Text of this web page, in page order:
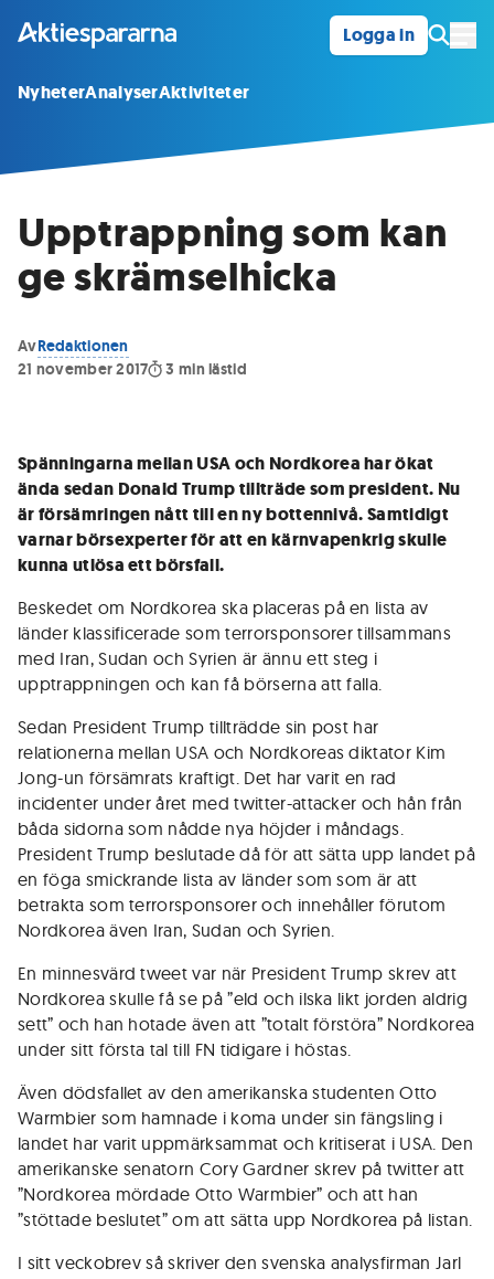
Logga in
NyheterAnalyserAktiviteter
Upptrappning som kan
ge skrämselhicka
AvRedaktionen
21 november 2017
3 min lästid
Spänningarna mellan USA och Nordkorea har ökat
ända sedan Donald Trump tillträde som president. Nu
är försämringen nått till en ny bottennivå. Samtidigt
varnar börsexperter för att en kärnvapenkrig skulle
kunna utlösa ett börsfall.
Beskedet om Nordkorea ska placeras på en lista av
länder klassificerade som terrorsponsorer tillsammans
med Iran, Sudan och Syrien är ännu ett steg i
upptrappningen och kan få börserna att falla.
Sedan President Trump tillträdde sin post har
relationerna mellan USA och Nordkoreas diktator Kim
Jong-un försämrats kraftigt. Det har varit en rad
incidenter under året med twitter-attacker och hån från
båda sidorna som nådde nya höjder i måndags.
President Trump beslutade då för att sätta upp landet på
en föga smickrande lista av länder som som är att
betrakta som terrorsponsorer och innehåller förutom
Nordkorea även Iran, Sudan och Syrien.
En minnesvärd tweet var när President Trump skrev att
Nordkorea skulle få se på ”eld och ilska likt jorden aldrig
sett” och han hotade även att ”totalt förstöra” Nordkorea
under sitt första tal till FN tidigare i höstas.
Även dödsfallet av den amerikanska studenten Otto
Warmbier som hamnade i koma under sin fängsling i
landet har varit uppmärksammat och kritiserat i USA. Den
amerikanske senatorn Cory Gardner skrev på twitter att
”Nordkorea mördade Otto Warmbier” och att han
”stöttade beslutet” om att sätta upp Nordkorea på listan.
I sitt veckobrev så skriver den svenska analysfirman Jarl